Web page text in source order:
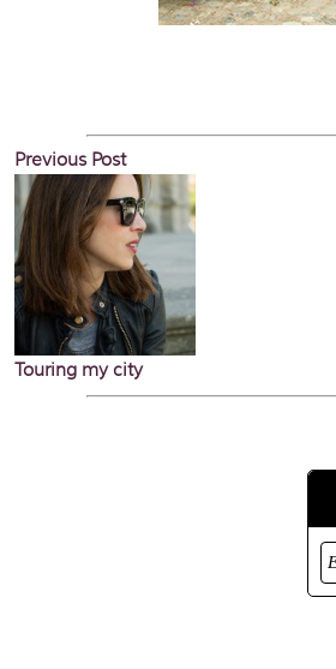
Previous Post
Touring my city